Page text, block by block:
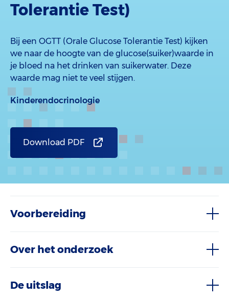
Tolerantie Test)
Bij een OGTT (Orale Glucose Tolerantie Test) kijken
we naar de hoogte van de glucose(suiker)waarde in
je bloed na het drinken van suikerwater. Deze
waarde mag niet te veel stijgen.
Kinderendocrinologie
Download PDF
Voorbereiding
Over het onderzoek
De uitslag